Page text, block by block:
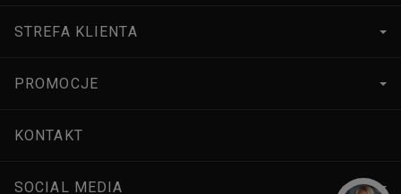
STREFA KLIENTA
PROMOCJE
KONTAKT
SOCIAL MEDIA